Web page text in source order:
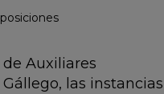
Auxiliares
las instancias